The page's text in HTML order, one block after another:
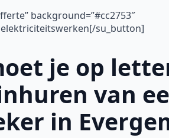
background=”#cc2753″
elektriciteitswerken[/su_button]
je op
van
in